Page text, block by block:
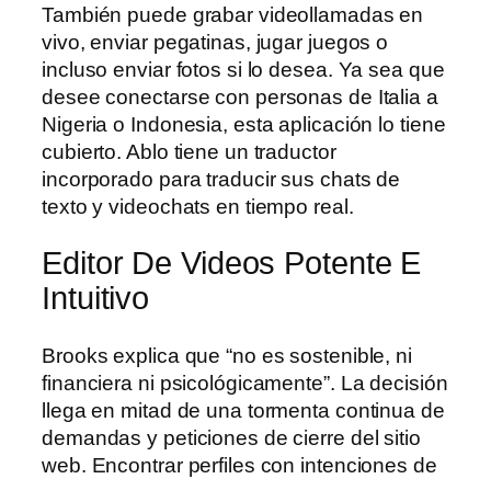
También puede grabar videollamadas en
vivo, enviar pegatinas, jugar juegos o
incluso enviar fotos si lo desea. Ya sea que
desee conectarse con personas de Italia a
Nigeria o Indonesia, esta aplicación lo tiene
cubierto. Ablo tiene un traductor
incorporado para traducir sus chats de
texto y videochats en tiempo real.
Editor De Videos Potente E
Intuitivo
Brooks explica que “no es sostenible, ni
financiera ni psicológicamente”. La decisión
llega en mitad de una tormenta continua de
demandas y peticiones de cierre del sitio
web. Encontrar perfiles con intenciones de